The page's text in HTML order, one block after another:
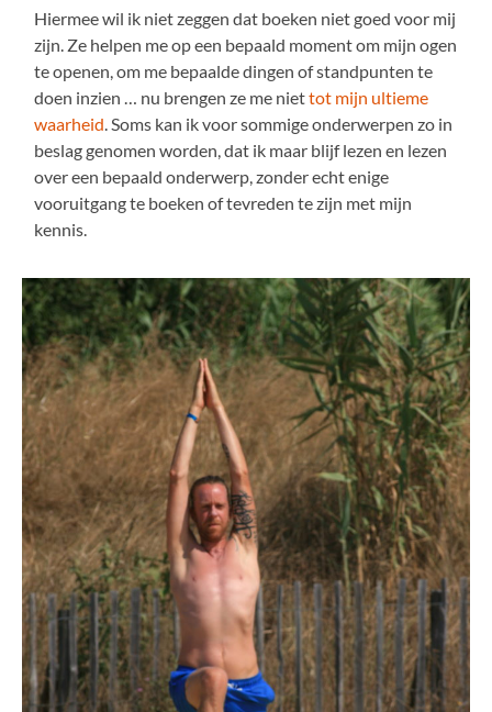
Hiermee wil ik niet zeggen dat boeken niet goed voor mij
zijn. Ze helpen me op een bepaald moment om mijn ogen
te openen, om me bepaalde dingen of standpunten te
doen inzien … nu brengen ze me niettot mijn ultieme
waarheid . Soms kan ik voor sommige onderwerpen zo in
beslag genomen worden, dat ik maar blijf lezen en lezen
over een bepaald onderwerp, zonder echt enige
vooruitgang te boeken of tevreden te zijn met mijn
kennis.